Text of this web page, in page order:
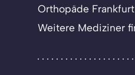
Orthopäde
Weitere Mediziner